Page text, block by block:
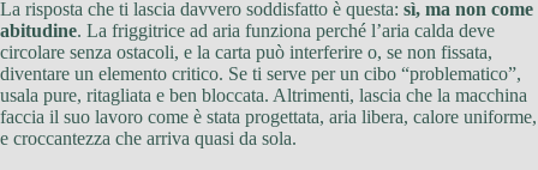
La risposta che ti lascia davvero soddisfatto è questa: sì, ma non come
abitudine. La friggitrice ad aria funziona perché l’aria calda deve
circolare senza ostacoli, e la carta può interferire o, se non fissata,
diventare un elemento critico. Se ti serve per un cibo “problematico”,
usala pure, ritagliata e ben bloccata. Altrimenti, lascia che la macchina
faccia il suo lavoro come è stata progettata, aria libera, calore uniforme,
e croccantezza che arriva quasi da sola.